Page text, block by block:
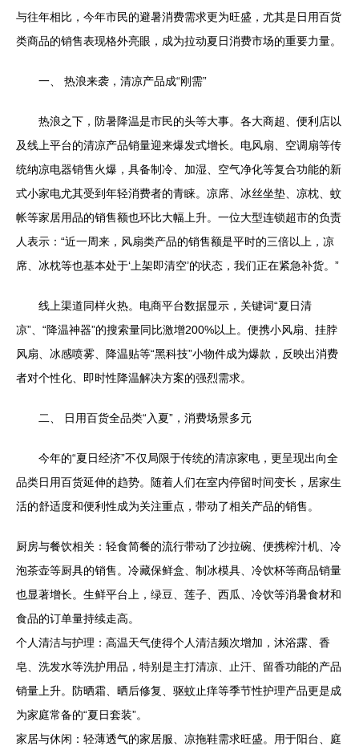
与往年相比，今年市民的避暑消费需求更为旺盛，尤其是日用百货
类商品的销售表现格外亮眼，成为拉动夏日消费市场的重要力量。
一、 热浪来袭，清凉产品成“刚需”
热浪之下，防暑降温是市民的头等大事。各大商超、便利店以
及线上平台的清凉产品销量迎来爆发式增长。电风扇、空调扇等传
统纳凉电器销售火爆，具备制冷、加湿、空气净化等复合功能的新
式小家电尤其受到年轻消费者的青睐。凉席、冰丝坐垫、凉枕、蚊
帐等家居用品的销售额也环比大幅上升。一位大型连锁超市的负责
人表示：“近一周来，风扇类产品的销售额是平时的三倍以上，凉
席、冰枕等也基本处于‘上架即清空’的状态，我们正在紧急补货。”
线上渠道同样火热。电商平台数据显示，关键词“夏日清
凉”、“降温神器”的搜索量同比激增200%以上。便携小风扇、挂脖
风扇、冰感喷雾、降温贴等“黑科技”小物件成为爆款，反映出消费
者对个性化、即时性降温解决方案的强烈需求。
二、 日用百货全品类“入夏”，消费场景多元
今年的“夏日经济”不仅局限于传统的清凉家电，更呈现出向全
品类日用百货延伸的趋势。随着人们在室内停留时间变长，居家生
活的舒适度和便利性成为关注重点，带动了相关产品的销售。
厨房与餐饮相关：轻食简餐的流行带动了沙拉碗、便携榨汁机、冷
泡茶壶等厨具的销售。冷藏保鲜盒、制冰模具、冷饮杯等商品销量
也显著增长。生鲜平台上，绿豆、莲子、西瓜、冷饮等消暑食材和
食品的订单量持续走高。
个人清洁与护理：高温天气使得个人清洁频次增加，沐浴露、香
皂、洗发水等洗护用品，特别是主打清凉、止汗、留香功能的产品
销量上升。防晒霜、晒后修复、驱蚊止痒等季节性护理产品更是成
为家庭常备的“夏日套装”。
家居与休闲：轻薄透气的家居服、凉拖鞋需求旺盛。用于阳台、庭